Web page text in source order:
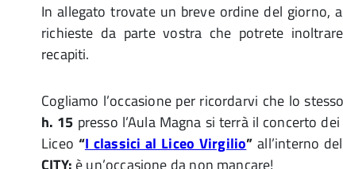
In allegato trovate un breve ordine del giorno,
richieste da parte vostra che potrete
recapiti.
Cogliamo l’occasione per ricordarvi che lo
h. 15 presso l’Aula Magna si terrà il concerto
Liceo “I classici al Liceo Virgilio”all’interno
CITY: è un’occasione da non mancare!